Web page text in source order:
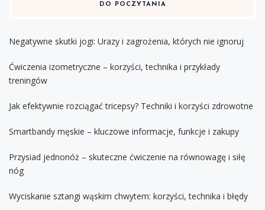
DO POCZYTANIA
Negatywne skutki jogi: Urazy i zagrożenia, których nie ignoruj
Ćwiczenia izometryczne – korzyści, technika i przykłady
treningów
Jak efektywnie rozciągać tricepsy? Techniki i korzyści zdrowotne
Smartbandy męskie – kluczowe informacje, funkcje i zakupy
Przysiad jednonóż – skuteczne ćwiczenie na równowagę i siłę
nóg
Wyciskanie sztangi wąskim chwytem: korzyści, technika i błędy